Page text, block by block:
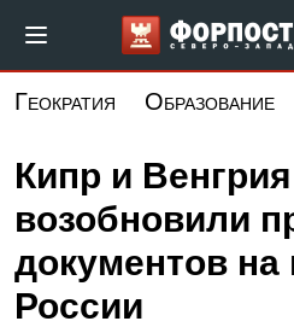
основному
Геократия Образование
Кипр и Венгрия
возобновили
документов на
России